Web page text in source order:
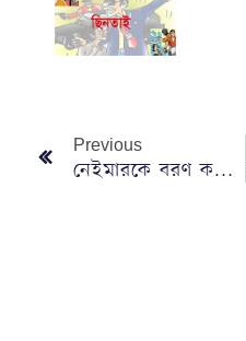
Previous
নেইমারকে বরণ করতে প্রস্তুত আল-হিলালে!